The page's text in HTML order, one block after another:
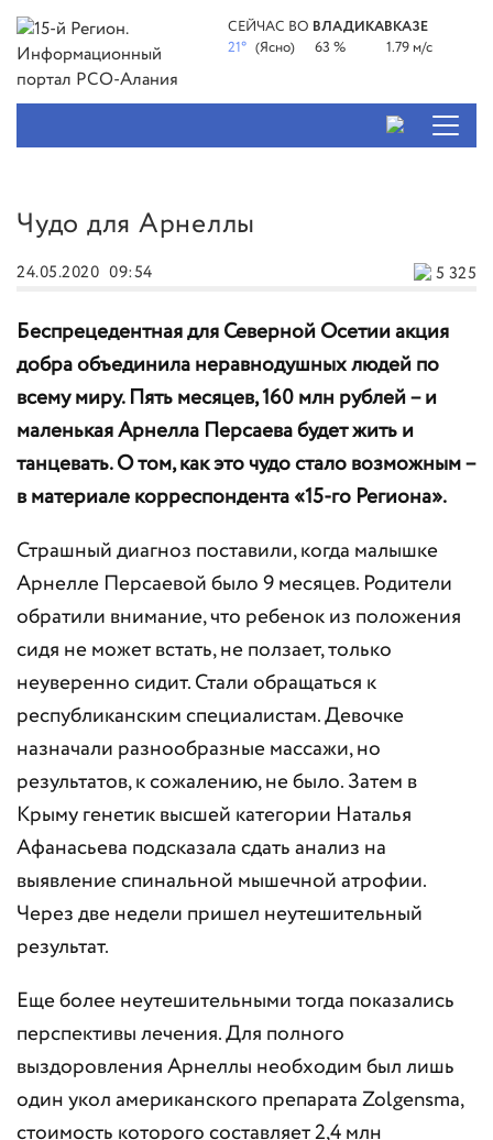
СЕЙЧАС ВО ВЛАДИКАВКАЗЕ
21° (Ясно) 63 % 1.79 м/с
Чудо для Арнеллы
24.05.2020 09:54 5 325
Беспрецедентная для Северной Осетии акция
добра объединила неравнодушных людей по
всему миру. Пять месяцев, 160 млн рублей – и
маленькая Арнелла Персаева будет жить и
танцевать. О том, как это чудо стало возможным –
в материале корреспондента «15-го Региона».
Страшный диагноз поставили, когда малышке
Арнелле Персаевой было 9 месяцев. Родители
обратили внимание, что ребенок из положения
сидя не может встать, не ползает, только
неуверенно сидит. Стали обращаться к
республиканским специалистам. Девочке
назначали разнообразные массажи, но
результатов, к сожалению, не было. Затем в
Крыму генетик высшей категории Наталья
Афанасьева подсказала сдать анализ на
выявление спинальной мышечной атрофии.
Через две недели пришел неутешительный
результат.
Еще более неутешительными тогда показались
перспективы лечения. Для полного
выздоровления Арнеллы необходим был лишь
один укол американского препарата Zolgensma,
cтоимость которого составляет 2,4 млн